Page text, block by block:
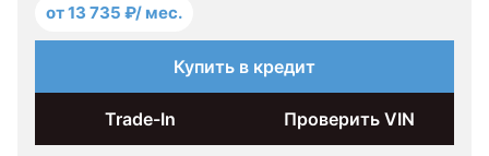
от 13 735 ₽/ мес.
Купить в кредит
Trade-In Проверить VIN